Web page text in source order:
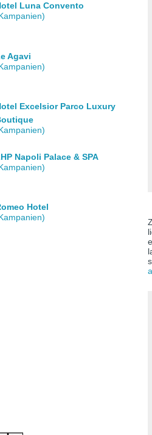
Luna Convento
Agavi
Excelsior Parco Luxury
Napoli Palace & SPA
Hotel